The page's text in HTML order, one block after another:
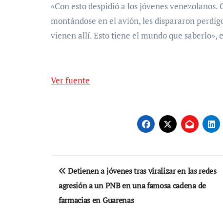
«Con esto despidió a los jóvenes
montándose en el avión, les dispararon
vienen allí. Esto tiene el mundo que saberlo»,
Ver fuente
Navegación
de
entradas
Detienen a jóvenes tras viralizar en las redes
agresión a un PNB en una famosa cadena de
farmacias en Guarenas